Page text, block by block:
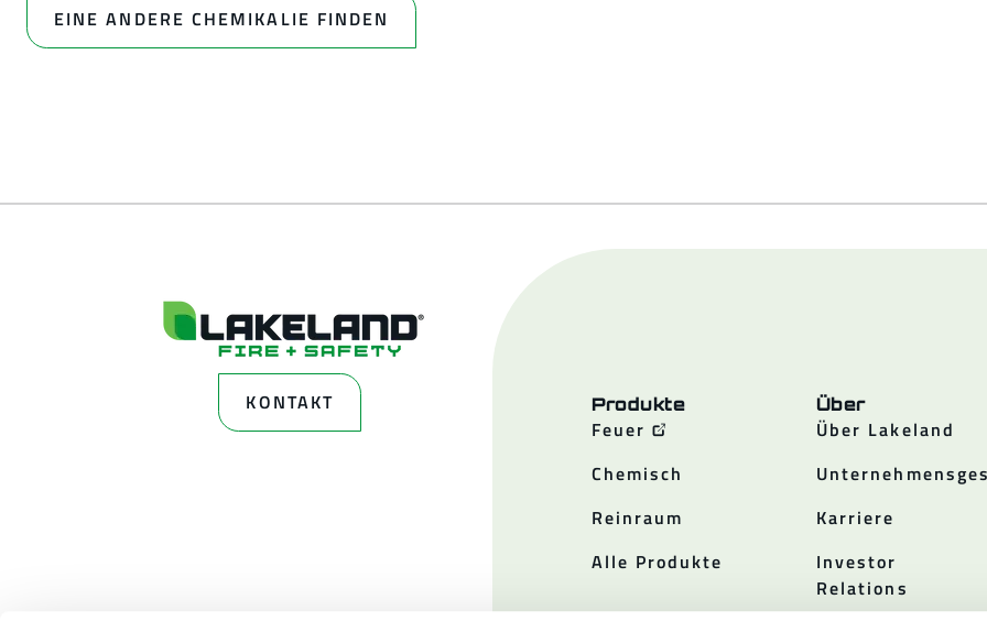
EINE ANDERE CHEMIKALIE FINDEN
KONTAKT Produkte
Feuer
Chemisch
Reinraum
Alle Produkte
Über
Über Lakeland
Karriere
Investor
Relations